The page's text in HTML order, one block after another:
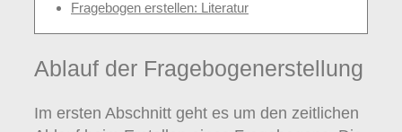
Fragebogen erstellen: Literatur
Ablauf der Fragebogenerstellung
Im ersten Abschnitt geht es um den zeitlichen